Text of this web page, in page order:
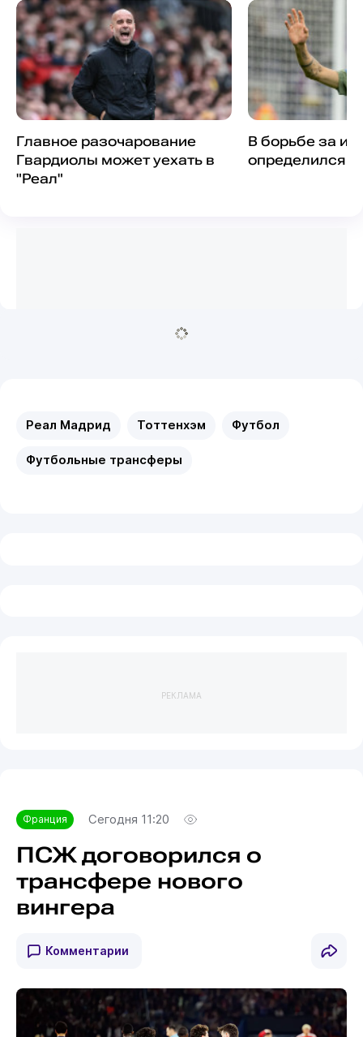
Главное разочарование
Гвардиолы может уехать в
"Реал"
В борьбе за
определился
Реал Мадрид Тоттенхэм Футбол
Футбольные трансферы
РЕКЛАМА
Франция Сегодня 11:20
ПСЖ договорился о
трансфере нового
вингера
Комментарии